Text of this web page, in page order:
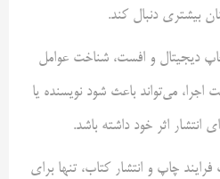
بیشتری دنبال کند.
دیجیتال و افست، شناخت عوامل
اجرا، می‌تواند باعث شود نویسنده یا
اثر خود داشته باشد.
چاپ و انتشار کتاب، تنها برای